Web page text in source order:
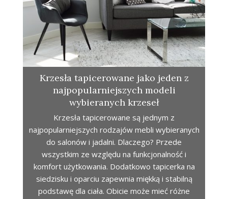
Krzesła tapicerowane jako jeden z
najpopularniejszych modeli
wybieranych krzeseł
Krzesła tapicerowane są jednym z
najpopularniejszych rodzajów mebli wybieranych
do salonów i jadalni. Dlaczego? Przede
wszystkim ze względu na funkcjonalność i
komfort użytkowania. Dodatkowo tapicerka na
siedzisku i oparciu zapewnia miękką i stabilną
podstawę dla ciała. Obicie może mieć różne